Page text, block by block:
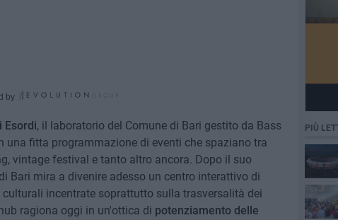
by
Esordi, il laboratorio del Comune di Bari gestito da Bass
una fitta programmazione di eventi che spaziano tra
vintage festival e tanto altro ancora. Dopo il suo
Bari mira a divenire adesso un centro interattivo di
incentrate soprattutto sulla trasversalità dei
ragiona oggi in un'ottica di potenziamento delle
PIÙ